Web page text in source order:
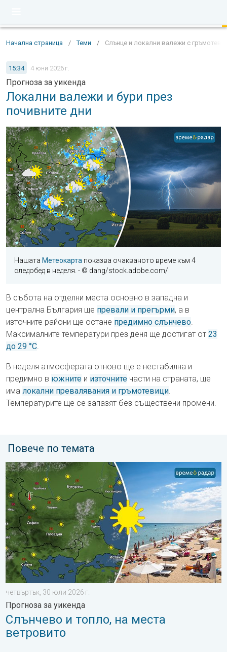
Начална страница / Теми / Слънце и локални валежи с
15:34 4 юни 2026 г.
Прогноза за уикенда
Локални валежи и бури през
почивните дни
Нашата Метеокарта показва очакваното време към 4
следобед в неделя. - © dang/stock.adobe.com/
В събота на отделни места основно в западна и
централна България ще превали и прегърми, а в
източните райони ще остане предимно слънчево.
Максималните температури през деня ще достигат от 23
до 29 °C.
В неделя атмосферата отново ще е нестабилна и
предимно в южните и източните части на страната, ще
има локални превалявания и гръмотевици.
Температурите ще се запазят без съществени промени.
Повече по темата
Слънчево и топло, на места ветровито. Прогноза за
четвъртък, 30 юли 2026 г.
Прогноза за уикенда
Слънчево и топло, на места
ветровито